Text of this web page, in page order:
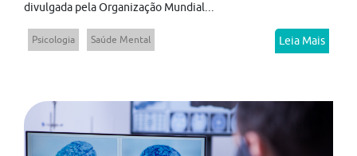
divulgada pela Organização Mundial...
Psicologia Saúde Mental Leia Mais